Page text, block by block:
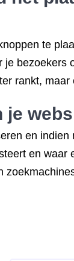
te
je
rankt,
en
en